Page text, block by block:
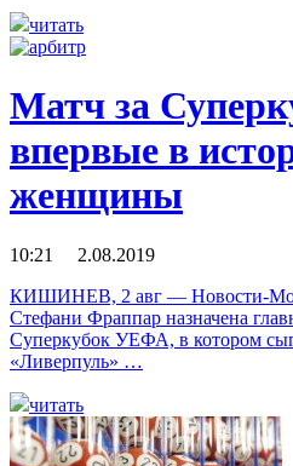
читать
Матч за
впервые в
женщины
10:21 2.08.2019
КИШИНЕВ, 2 авг — Новости-
Стефани Фраппар назначена
Суперкубок УЕФА, в котором
«Ливерпуль» …
читать